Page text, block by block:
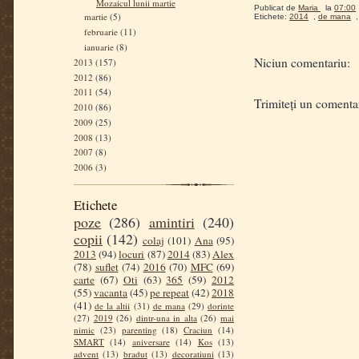
Mozaicul lunii martie
martie (5)
februarie (11)
ianuarie (8)
2013 (157)
2012 (86)
2011 (54)
2010 (86)
2009 (25)
2008 (13)
2007 (8)
2006 (3)
Etichete
poze (286) amintiri (240)
copii (142) colaj (101) Ana (95)
2013 (94)locuri (87)2014(83)Alex
(78) suflet (74) 2016 (70) MFC (69)
carte (67) Oti (63) 365 (59) 2012
(55)vacanta(45)pe repeat(42)2018
(41) de la altii (31) de mana (29) dorinte
(27) 2019 (26) dintr-una in alta (26) mai
nimic (23) parenting (18) Craciun (14)
SMART (14) aniversare (14) Kos (13)
advent (13) bradut (13) decoratiuni (13)
Publicat de Maria la 07:00
Etichete: 2014 , de mana ,
Niciun comentariu:
Trimiteți un